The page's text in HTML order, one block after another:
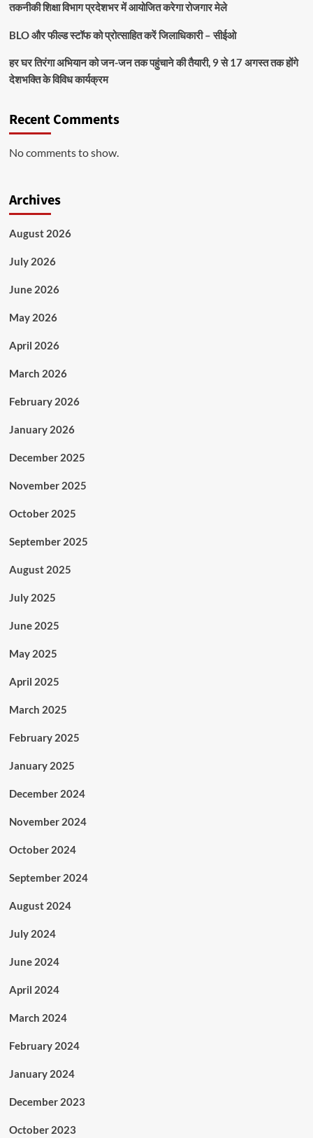
तकनीकी शिक्षा विभाग प्रदेशभर में आयोजित करेगा रोजगार मेले
BLO और फील्ड स्टॉफ को प्रोत्साहित करें जिलाधिकारी – सीईओ
हर घर तिरंगा अभियान को जन-जन तक पहुंचाने की तैयारी, 9 से 17 अगस्त तक होंगे
देशभक्ति के विविध कार्यक्रम
Recent Comments
No comments to show.
Archives
August 2026
July 2026
June 2026
May 2026
April 2026
March 2026
February 2026
January 2026
December 2025
November 2025
October 2025
September 2025
August 2025
July 2025
June 2025
May 2025
April 2025
March 2025
February 2025
January 2025
December 2024
November 2024
October 2024
September 2024
August 2024
July 2024
June 2024
April 2024
March 2024
February 2024
January 2024
December 2023
October 2023